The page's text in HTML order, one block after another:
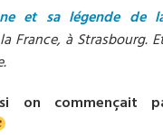
et sa légende de
France, à Strasbourg.
on commençait